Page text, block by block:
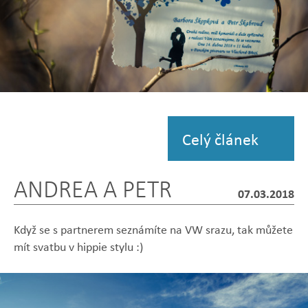
Celý článek
ANDREA A PETR 07.03.2018
Když se s partnerem seznámíte na VW srazu, tak můžete
mít svatbu v hippie stylu :)